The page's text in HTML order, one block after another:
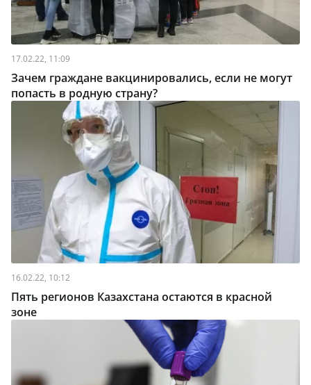
17.02.22, 11:09
Зачем граждане вакцинировались, если не могут
попасть в родную страну?
16.02.22, 10:12
Пять регионов Казахстана остаются в красной
зоне